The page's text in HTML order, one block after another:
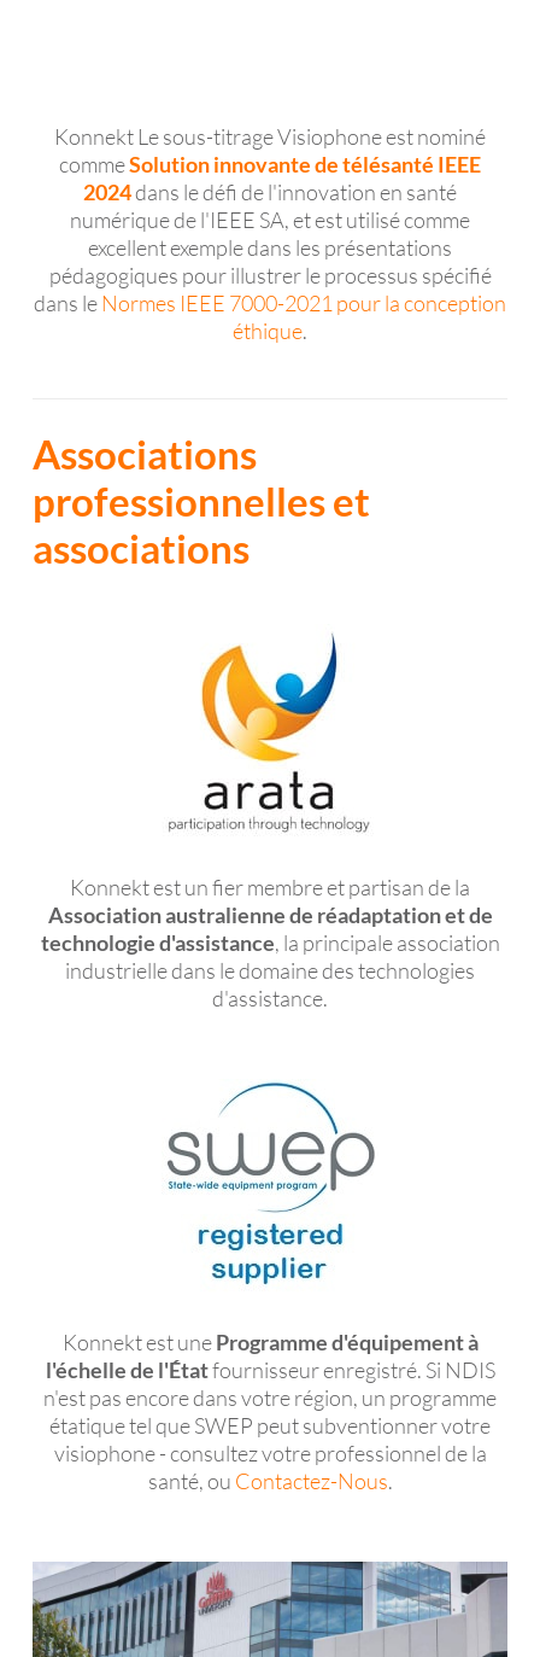
Konnekt Le sous-titrage Visiophone est nominé
commeSolution innovante de télésanté IEEE
2024dans le défi de l'innovation en santé
numérique de l'IEEE SA, et est utilisé comme
excellent exemple dans les présentations
pédagogiques pour illustrer le processus spécifié
dans leNormes IEEE 7000-2021 pour la conception
éthique.
Associations
professionnelles et
associations
Konnekt est un fier membre et partisan de la
Association australienne de réadaptation et de
technologie d'assistance, la principale association
industrielle dans le domaine des technologies
d'assistance.
Konnekt est uneProgramme d'équipement à
l'échelle de l'Étatfournisseur enregistré. Si NDIS
n'est pas encore dans votre région, un programme
étatique tel que SWEP peut subventionner votre
visiophone - consultez votre professionnel de la
santé, ou Contactez-Nous.